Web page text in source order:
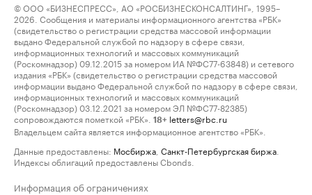
© ООО «БИЗНЕСПРЕСС», АО «РОСБИЗНЕСКОНСАЛТИНГ», 1995–
2026. Сообщения и материалы информационного агентства «РБК»
(свидетельство о регистрации средства массовой информации
выдано Федеральной службой по надзору в сфере связи,
информационных технологий и массовых коммуникаций
(Роскомнадзор) 09.12.2015 за номером ИА №ФС77-63848) и сетевого
издания «РБК» (свидетельство о регистрации средства массовой
информации выдано Федеральной службой по надзору в сфере связи,
информационных технологий и массовых коммуникаций
(Роскомнадзор) 03.12.2021 за номером ЭЛ №ФС77-82385)
сопровождаются пометкой «РБК».
18+ letters@rbc.ru
Владельцем сайта является информационное агентство «РБК».
Данные предоставлены: Мосбиржа Санкт-Петербургская биржа
Индексы облигаций предоставлены Cbonds.
Информация об ограничениях